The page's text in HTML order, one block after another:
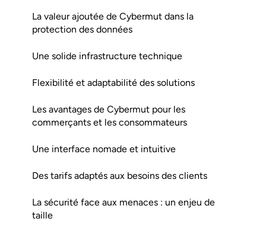
La valeur ajoutée de Cybermut dans la
protection des données
Une solide infrastructure technique
Flexibilité et adaptabilité des solutions
Les avantages de Cybermut pour les
commerçants et les consommateurs
Une interface nomade et intuitive
Des tarifs adaptés aux besoins des clients
La sécurité face aux menaces : un enjeu de
taille